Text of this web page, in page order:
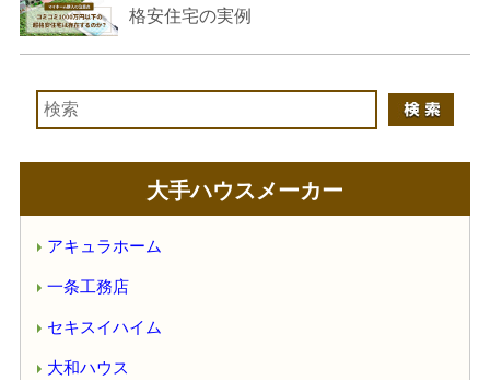
格安住宅の実例
大手ハウスメーカー
アキュラホーム
一条工務店
セキスイハイム
大和ハウス